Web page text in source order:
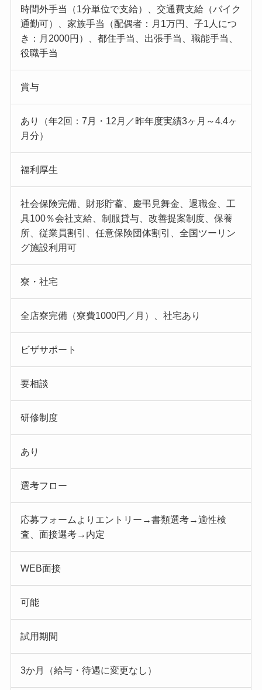
時間外手当（1分単位で支給）、交通費支給（バイク
通勤可）、家族手当（配偶者：月1万円、子1人につ
き：月2000円）、都住手当、出張手当、職能手当、
役職手当
賞与
あり（年2回：7月・12月／昨年度実績3ヶ月～4.4ヶ
月分）
福利厚生
社会保険完備、財形貯蓄、慶弔見舞金、退職金、工
具100％会社支給、制服貸与、改善提案制度、保養
所、従業員割引、任意保険団体割引、全国ツーリン
グ施設利用可
寮・社宅
全店寮完備（寮費1000円／月）、社宅あり
ビザサポート
要相談
研修制度
あり
選考フロー
応募フォームよりエントリー→書類選考→適性検
査、面接選考→内定
WEB面接
可能
試用期間
3か月（給与・待遇に変更なし）